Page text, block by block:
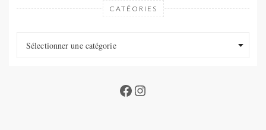
CATÉORIES
Sélectionner une catégorie
Facebook
Instagram